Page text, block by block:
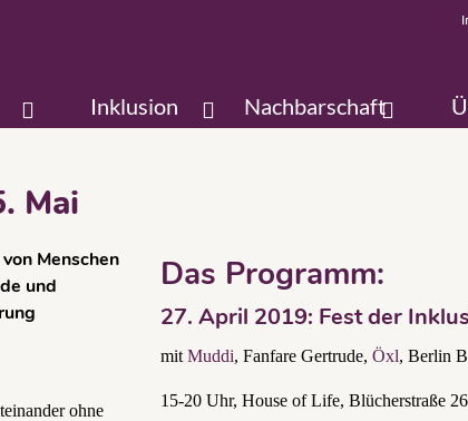
Inklusion Nachbarschaft
Mai
Menschen
und
ohne
Das Programm:
27. April 2019: Fest der
mit Muddi, Fanfare Gertrude, Öxl, Berlin
15-20 Uhr, House of Life, Blücherstraße